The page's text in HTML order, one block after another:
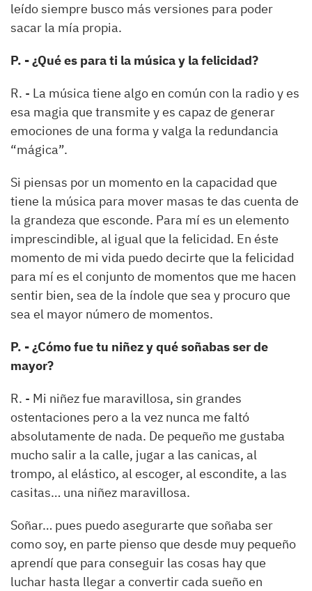
leído siempre busco más versiones para poder
sacar la mía propia.
P. - ¿Qué es para ti la música y la felicidad?
R. - La música tiene algo en común con la radio y es
esa magia que transmite y es capaz de generar
emociones de una forma y valga la redundancia
“mágica”.
Si piensas por un momento en la capacidad que
tiene la música para mover masas te das cuenta de
la grandeza que esconde. Para mí es un elemento
imprescindible, al igual que la felicidad. En éste
momento de mi vida puedo decirte que la felicidad
para mí es el conjunto de momentos que me hacen
sentir bien, sea de la índole que sea y procuro que
sea el mayor número de momentos.
P. - ¿Cómo fue tu niñez y qué soñabas ser de
mayor?
R. - Mi niñez fue maravillosa, sin grandes
ostentaciones pero a la vez nunca me faltó
absolutamente de nada. De pequeño me gustaba
mucho salir a la calle, jugar a las canicas, al
trompo, al elástico, al escoger, al escondite, a las
casitas… una niñez maravillosa.
Soñar… pues puedo asegurarte que soñaba ser
como soy, en parte pienso que desde muy pequeño
aprendí que para conseguir las cosas hay que
luchar hasta llegar a convertir cada sueño en